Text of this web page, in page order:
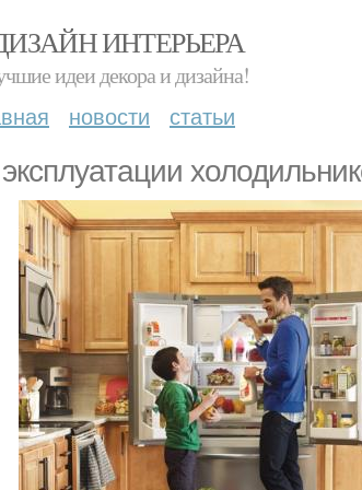
ИНТЕРЬЕРА
идеи декора и дизайна!
новости статьи